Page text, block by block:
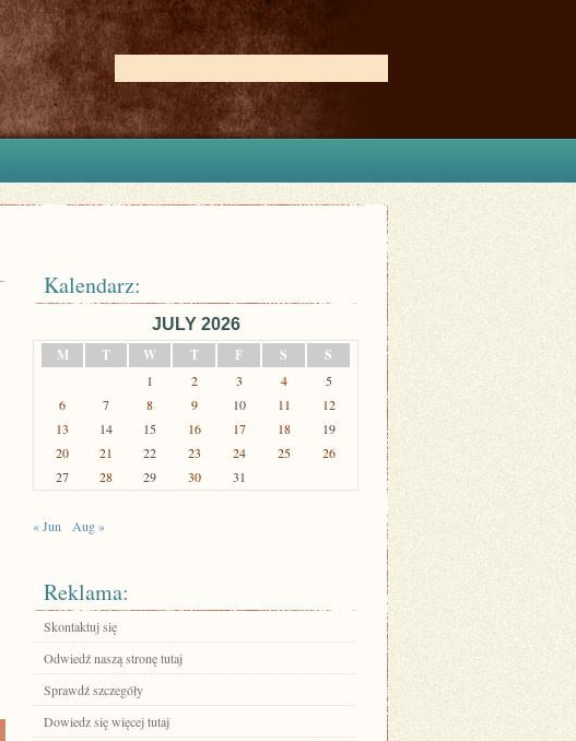
Kalendarz:
JULY 2026
M
T W T F S S
1 2 3 4
5
6
7 8 9 10 11
12
13
14 15 16 17 18
19
20
21 22 23 24 25
26
27
28 29 30 31
« Jun Aug »
Reklama:
Skontaktuj się
Odwiedź naszą stronę tutaj
Sprawdź szczegóły
Dowiedz się więcej tutaj